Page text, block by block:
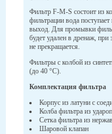
Фильтр F-M-S состоит из
фильтрации вода
выход. Для промывки
будет удален в дренаж,
не прекращается.
Фильтры с колбой из
(до 40 °С).
Комплектация фильтра
Корпус из латуни с
Колба фильтра из
Сетка фильтра из
Шаровой клапан